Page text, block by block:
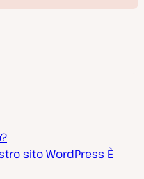
sito WordPress È